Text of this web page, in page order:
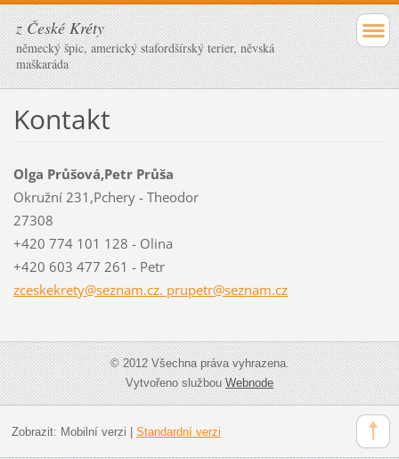
z České Kréty
německý špic, americký stafordšírský terier, něvská
maškaráda
Kontakt
Olga Průšová,Petr Průša
Okružní 231,Pchery - Theodor
27308
+420 774 101 128 - Olina
+420 603 477 261 - Petr
zceskekrety@seznam.cz. prupetr@seznam.cz
© 2012 Všechna práva vyhrazena.
Vytvořeno službouWebnode
Zobrazit: Mobilní verzi Standardní verzi